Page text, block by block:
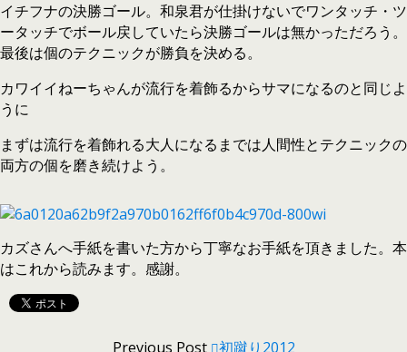
イチフナの決勝ゴール。和泉君が仕掛けないでワンタッチ・ツ
ータッチでボール戻していたら決勝ゴールは無かっただろう。
最後は個のテクニックが勝負を決める。
カワイイねーちゃんが流行を着飾るからサマになるのと同じよ
うに
まずは流行を着飾れる大人になるまでは人間性とテクニックの
両方の個を磨き続けよう。
カズさんへ手紙を書いた方から丁寧なお手紙を頂きました。本
はこれから読みます。感謝。
Previous Post 初蹴り2012